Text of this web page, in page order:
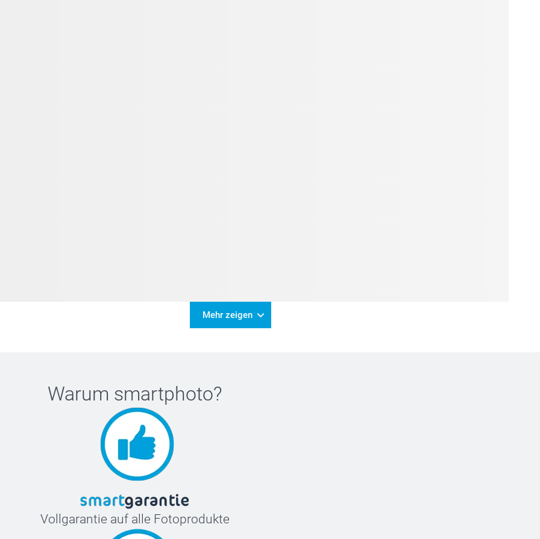
Mehr zeigen
Warum smartphoto?
Vollgarantie auf alle Fotoprodukte